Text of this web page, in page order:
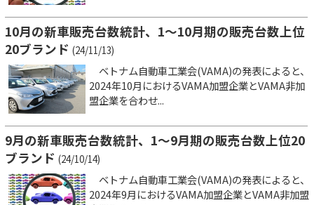
10月の新車販売台数統計、1～10月期の販売台数上位
20ブランド (24/11/13)
ベトナム自動車工業会(VAMA)の発表によると、
2024年10月におけるVAMA加盟企業とVAMA非加
盟企業を合わせ...
9月の新車販売台数統計、1～9月期の販売台数上位20
ブランド (24/10/14)
ベトナム自動車工業会(VAMA)の発表によると、
2024年9月におけるVAMA加盟企業とVAMA非加盟